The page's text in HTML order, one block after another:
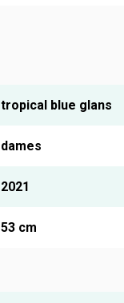
tropical blue glans
dames
2021
53 cm